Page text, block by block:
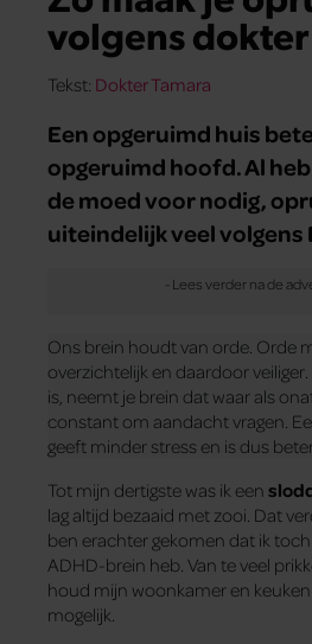
volgens dokter
Tekst: Dokter Tamara
Een opgeruimd huis
opgeruimd hoofd. Al
de moed voor nodig,
uiteindelijk veel volgens
Ons brein houdt van orde. Orde
overzichtelijk en daardoor
is, neemt je brein dat waar als
constant om aandacht vragen.
geeft minder stress en is dus
Tot mijn dertigste was ik een
lag altijd bezaaid met zooi. Dat
ben erachter gekomen dat ik
ADHD-brein heb. Van te veel
houd mijn woonkamer en
mogelijk.